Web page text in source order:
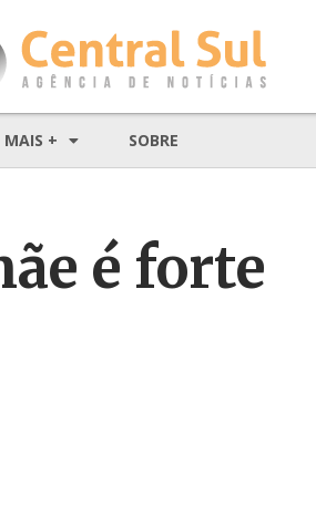
MAIS + SOBRE
é forte